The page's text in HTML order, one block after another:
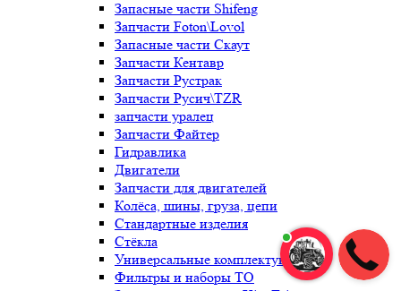
Запасные части Shifeng
Запчасти Foton\Lovol
Запасные части Скаут
Запчасти Кентавр
Запчасти Рустрак
Запчасти Русич\TZR
запчасти уралец
Запчасти Файтер
Гидравлика
Двигатели
Запчасти для двигателей
Колёса, шины, груза, цепи
Стандартные изделия
Стёкла
Универсальные комплектующие
Фильтры и наборы ТО